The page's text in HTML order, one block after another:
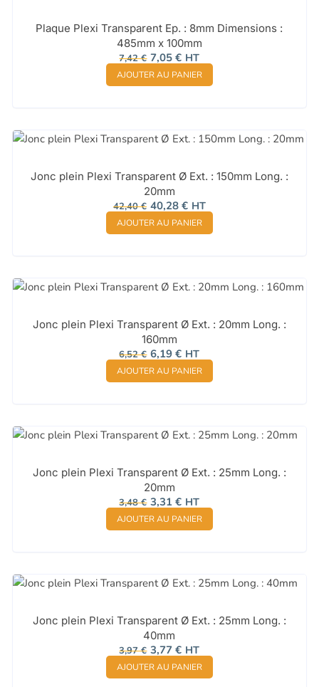
Plaque Plexi Transparent Ep. : 8mm Dimensions :
485mm x 100mm
7,42€ Le
prix
initial
était :
7,05€Le
prix
actuel
est :
HT
AJOUTER AU PANIER
Jonc plein Plexi Transparent Ø Ext. : 150mm Long. :
20mm
42,40€ Le
prix
initial
était :
40,28 €Le
prix
actuel
est :
HT
AJOUTER AU PANIER
Jonc plein Plexi Transparent Ø Ext. : 20mm Long. :
160mm
6,52€ Le
prix
initial
était :
6,19€Le
prix
actuel
est :
HT
AJOUTER AU PANIER
Jonc plein Plexi Transparent Ø Ext. : 25mm Long. :
20mm
3,48€ Le
prix
initial
était :
3,31€Le
prix
actuel
est :
HT
AJOUTER AU PANIER
Jonc plein Plexi Transparent Ø Ext. : 25mm Long. :
40mm
3,97€ Le
prix
initial
était :
3,77€Le
prix
actuel
est :
HT
AJOUTER AU PANIER